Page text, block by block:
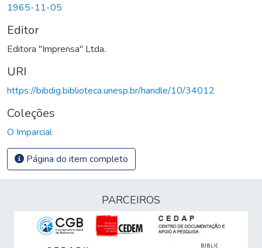
1965-11-05
Editor
Editora "Imprensa" Ltda.
URI
https://bibdig.biblioteca.unesp.br/handle/10/34012
Coleções
O Imparcial
Página do item completo
PARCEIROS